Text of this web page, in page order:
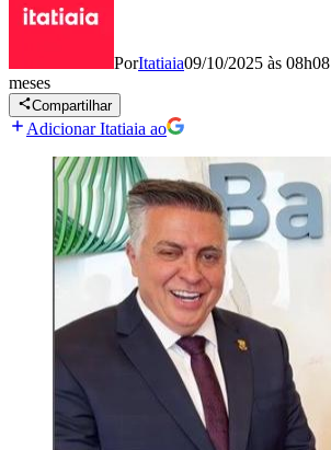
PorItatiaia09/10/2025 às 08h08
meses
Compartilhar
Adicionar Itatiaia ao